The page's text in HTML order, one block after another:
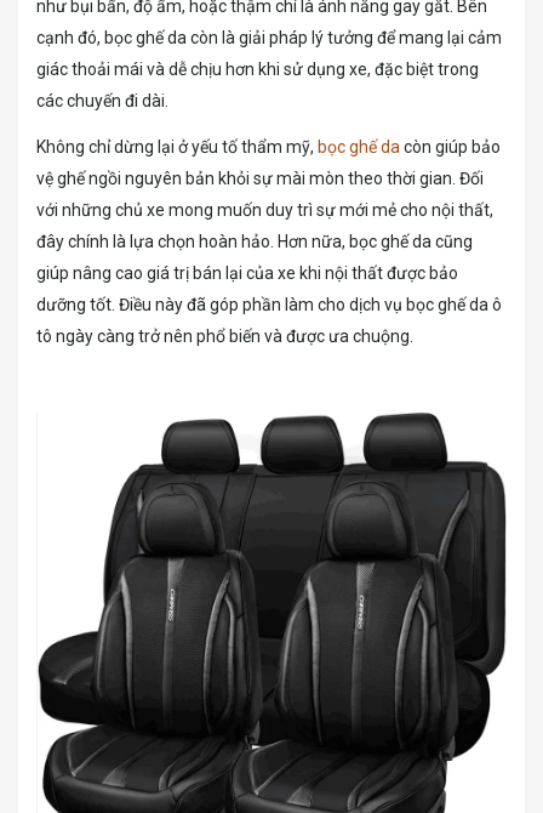
như bụi bẩn, độ ẩm, hoặc thậm chí là ánh nắng gay gắt. Bên
cạnh đó, bọc ghế da còn là giải pháp lý tưởng để mang lại cảm
giác thoải mái và dễ chịu hơn khi sử dụng xe, đặc biệt trong
các chuyến đi dài.
Không chỉ dừng lại ở yếu tố thẩm mỹ, bọc ghế dacòn giúp bảo
vệ ghế ngồi nguyên bản khỏi sự mài mòn theo thời gian. Đối
với những chủ xe mong muốn duy trì sự mới mẻ cho nội thất,
đây chính là lựa chọn hoàn hảo. Hơn nữa, bọc ghế da cũng
giúp nâng cao giá trị bán lại của xe khi nội thất được bảo
dưỡng tốt. Điều này đã góp phần làm cho dịch vụ bọc ghế da ô
tô ngày càng trở nên phổ biến và được ưa chuộng.